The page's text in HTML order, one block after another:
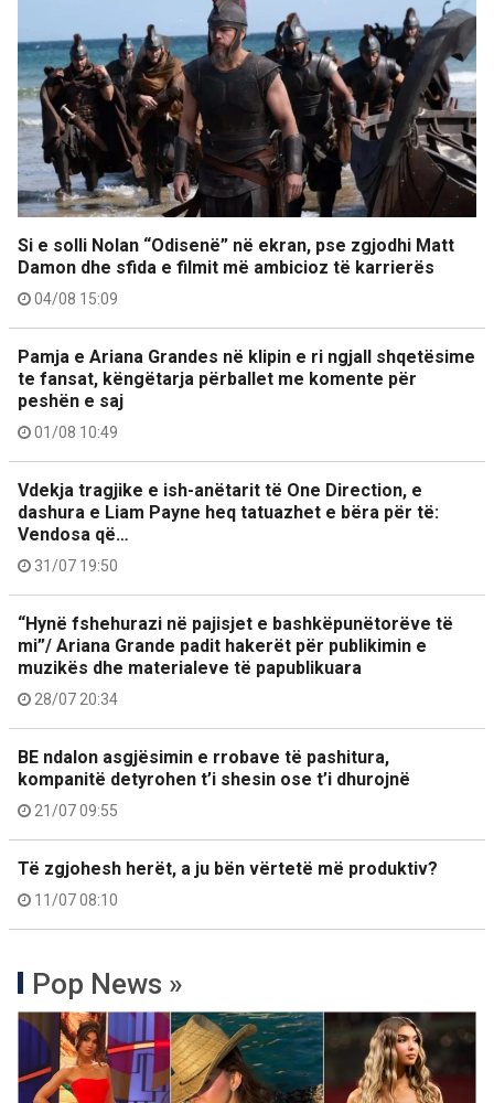
Si e solli Nolan “Odisenë” në ekran, pse zgjodhi Matt
Damon dhe sfida e filmit më ambicioz të karrierës
04/08 15:09
Pamja e Ariana Grandes në klipin e ri ngjall shqetësime
te fansat, këngëtarja përballet me komente për
peshën e saj
01/08 10:49
Vdekja tragjike e ish-anëtarit të One Direction, e
dashura e Liam Payne heq tatuazhet e bëra për të:
Vendosa që…
31/07 19:50
“Hynë fshehurazi në pajisjet e bashkëpunëtorëve të
mi”/ Ariana Grande padit hakerët për publikimin e
muzikës dhe materialeve të papublikuara
28/07 20:34
BE ndalon asgjësimin e rrobave të pashitura,
kompanitë detyrohen t’i shesin ose t’i dhurojnë
21/07 09:55
Të zgjohesh herët, a ju bën vërtetë më produktiv?
11/07 08:10
Pop News »